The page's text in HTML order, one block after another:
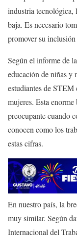
industria tecnológica,
baja. Es necesario
promover su inclusión
Según el informe de
educación de niñas y
estudiantes de
mujeres. Esta enorme
preocupante cuando
conocen como los
estas cifras.
En nuestro país, la
muy similar. Según
Internacional del